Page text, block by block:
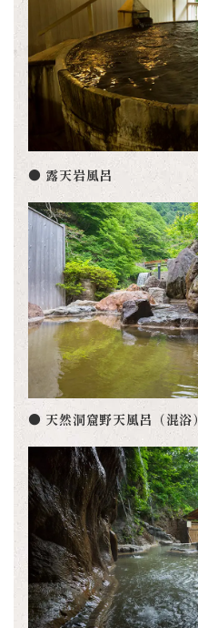
● 露天岩風呂
● 天然洞窟野天風呂（混浴）